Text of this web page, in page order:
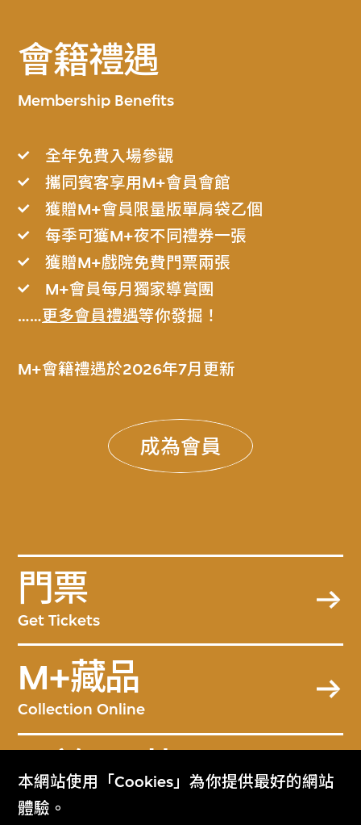
本網站使用「Cookies」為你提供最好的網站
體驗。
會籍禮遇
Membership Benefits
全年免費入場參觀
攜同賓客享用M+會員會館
獲贈M+會員限量版單肩袋乙個
每季可獲M+夜不同禮券一張
獲贈M+戲院免費門票兩張
M+會員每月獨家導賞團
……更多會員禮遇等你發掘！
M+會籍禮遇於2026年7月更新
成為會員
門票
Get Tickets
M+藏品
Collection Online
關於M+藏品
About the Collection